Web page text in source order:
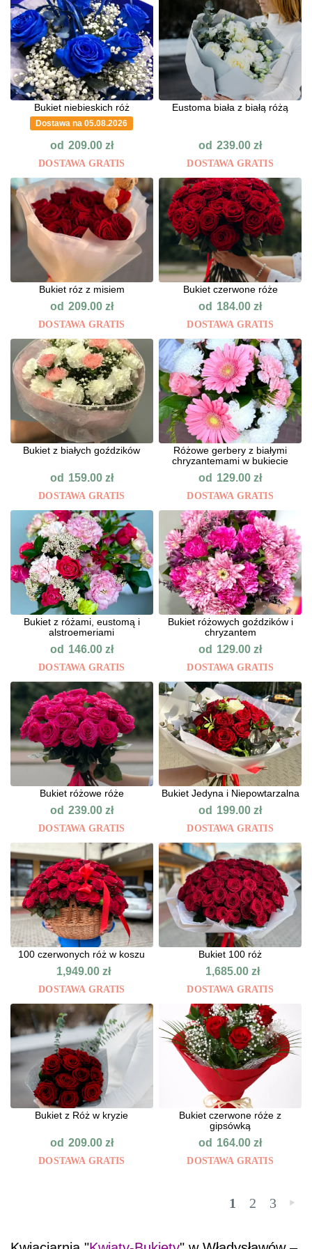
Bukiet niebieskich róż
Dostawa na 05.08.2026
od 209.00 zł
DOSTAWA GRATIS
Eustoma biała z białą różą
od 239.00zł
DOSTAWA GRATIS
Bukiet róz z misiem
od 209.00 zł
DOSTAWA GRATIS
Bukiet czerwone róże
od 184.00zł
DOSTAWA GRATIS
Bukiet z białych goździków
od 159.00 zł
DOSTAWA GRATIS
Różowe gerbery z białymi
chryzantemami w bukiecie
od 129.00zł
DOSTAWA GRATIS
Bukiet z różami, eustomą i
alstroemeriami
od 146.00 zł
DOSTAWA GRATIS
Bukiet różowych goździków i
chryzantem
od 129.00zł
DOSTAWA GRATIS
Bukiet różowe róże
od 239.00 zł
DOSTAWA GRATIS
Bukiet Jedyna i Niepowtarzalna
od 199.00zł
DOSTAWA GRATIS
100 czerwonych róż w koszu
1,949.00zł
DOSTAWA GRATIS
Bukiet 100 róż
1,685.00 zł
DOSTAWA GRATIS
Bukiet z Róż w kryzie
od 209.00 zł
DOSTAWA GRATIS
Bukiet czerwone róże z
gipsówką
od 164.00zł
DOSTAWA GRATIS
1 2 3 »